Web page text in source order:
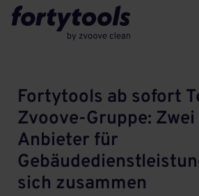
Fortytools ab sofort
Zvoove-Gruppe:
Anbieter für
sich zusammen